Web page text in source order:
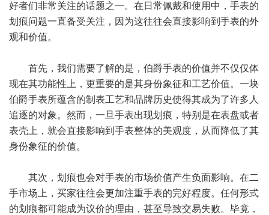
好者们非常关注的话题之一。在日常佩戴和使用中，手表的
划痕问题一直备受关注，因为这往往会直接影响到手表的外
观和价值。
首先，我们需要了解的是，伯爵手表的价值并不仅仅体
现在其功能性上，更重要的是其身份象征和工艺价值。一块
伯爵手表所蕴含的制表工艺和品牌历史使得其成为了许多人
追逐的对象。然而，一旦手表出现划痕，特别是在表盘或者
表壳上，就会直接影响到手表整体的美观度，从而降低了其
身份象征的价值。
其次，划痕也会对手表的市场价值产生负面影响。在二
手市场上，买家往往会更加注重手表的完好程度。任何形式
的划痕都可能成为议价的理由，甚至导致交易失败。毕竟，